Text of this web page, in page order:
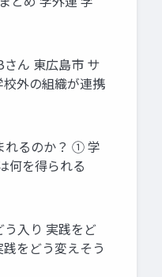
ん 東広島市 サ
外の組織が連携
れるのか？ ① 学
何を得られる
入り 実践をど
をどう変えそう